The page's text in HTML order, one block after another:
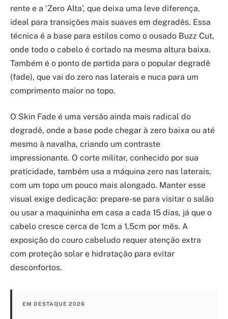
rente e a ‘Zero Alta’, que deixa uma leve diferença,
ideal para transições mais suaves em degradês. Essa
técnica é a base para estilos como o ousado Buzz Cut,
onde todo o cabelo é cortado na mesma altura baixa.
Também é o ponto de partida para o popular degradê
(fade), que vai do zero nas laterais e nuca para um
comprimento maior no topo.
O Skin Fade é uma versão ainda mais radical do
degradê, onde a base pode chegar à zero baixa ou até
mesmo à navalha, criando um contraste
impressionante. O corte militar, conhecido por sua
praticidade, também usa a máquina zero nas laterais,
com um topo um pouco mais alongado. Manter esse
visual exige dedicação: prepare-se para visitar o salão
ou usar a maquininha em casa a cada 15 dias, já que o
cabelo cresce cerca de 1cm a 1,5cm por mês. A
exposição do couro cabeludo requer atenção extra
com proteção solar e hidratação para evitar
desconfortos.
EM DESTAQUE 2026